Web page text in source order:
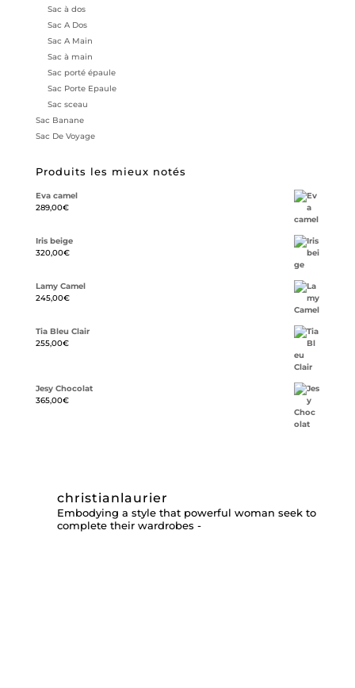
Sac à dos
Sac A Dos
Sac A Main
Sac à main
Sac porté épaule
Sac Porte Epaule
Sac sceau
Sac Banane
Sac De Voyage
Produits les mieux notés
Eva camel
289,00€
Iris beige
320,00€
Lamy Camel
245,00€
Tia Bleu Clair
255,00€
Jesy Chocolat
365,00€
christianlaurier
Embodying a style that powerful woman seek to
complete their wardrobes -